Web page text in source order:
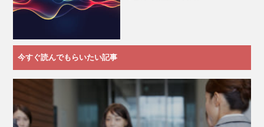
今すぐ読んでもらいたい記事